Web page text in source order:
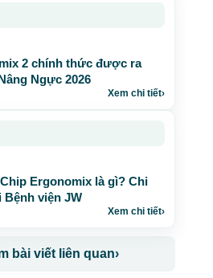
2 chính thức được ra
Ngực 2026
Xem chi tiết›
Ergonomix là gì? Chi
viện JW
Xem chi tiết›
bài viết liên quan›